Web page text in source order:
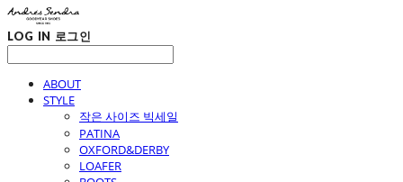
LOG IN 로그인
ABOUT
STYLE
작은 사이즈 빅세일
PATINA
OXFORD&DERBY
LOAFER